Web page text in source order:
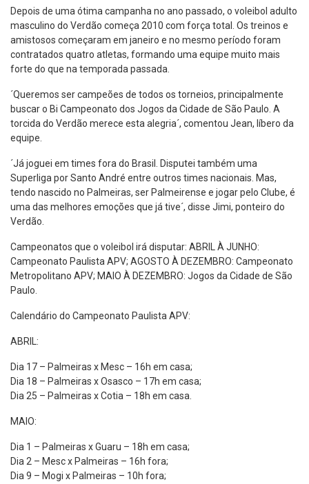
Depois de uma ótima campanha no ano passado, o voleibol adulto
masculino do Verdão começa 2010 com força total. Os treinos e
amistosos começaram em janeiro e no mesmo período foram
contratados quatro atletas, formando uma equipe muito mais
forte do que na temporada passada.
´Queremos ser campeões de todos os torneios, principalmente
buscar o Bi Campeonato dos Jogos da Cidade de São Paulo. A
torcida do Verdão merece esta alegria´, comentou Jean, líbero da
equipe.
´Já joguei em times fora do Brasil. Disputei também uma
Superliga por Santo André entre outros times nacionais. Mas,
tendo nascido no Palmeiras, ser Palmeirense e jogar pelo Clube, é
uma das melhores emoções que já tive´, disse Jimi, ponteiro do
Verdão.
Campeonatos que o voleibol irá disputar: ABRIL À JUNHO:
Campeonato Paulista APV; AGOSTO À DEZEMBRO: Campeonato
Metropolitano APV; MAIO À DEZEMBRO: Jogos da Cidade de São
Paulo.
Calendário do Campeonato Paulista APV:
ABRIL:
Dia 17 – Palmeiras x Mesc – 16h em casa;
Dia 18 – Palmeiras x Osasco – 17h em casa;
Dia 25 – Palmeiras x Cotia – 18h em casa.
MAIO:
Dia 1 – Palmeiras x Guaru – 18h em casa;
Dia 2 – Mesc x Palmeiras – 16h fora;
Dia 9 – Mogi x Palmeiras – 10h fora;